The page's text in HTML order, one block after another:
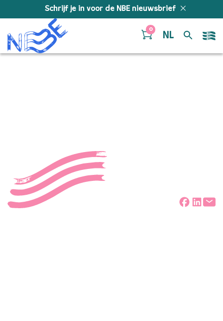
Schrijf je in voor de NBE nieuwsbrief
0
NL